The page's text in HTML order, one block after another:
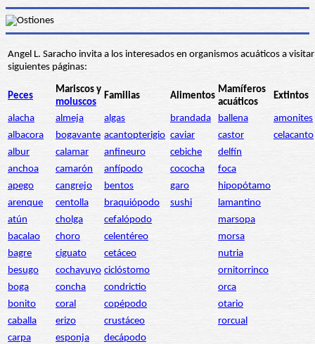
Angel L. Saracho invita a los interesados en organismos acuáticos a
siguientes páginas:
Peces
Mariscos y
moluscos
Familias Alimentos
Mamíferos
acuáticos
Extintos
alacha almeja algas brandada ballena
amonites
albacora
bogavante acantopterigio caviar castor
celacanto
albur
calamar anfineuro cebiche
delfín
anchoa
camarón anfípodo cococha
foca
apego
cangrejo bentos garo
hipopótamo
arenque
centolla braquiópodo sushi
lamantino
atún
cholga cefalópodo
marsopa
bacalao
choro celentéreo
morsa
bagre
ciguato cetáceo
nutria
besugo
cochayuyo ciclóstomo
ornitorrinco
boga
concha condrictio
orca
bonito
coral copépodo
otario
caballa
erizo crustáceo
rorcual
carpa
esponja
decápodo